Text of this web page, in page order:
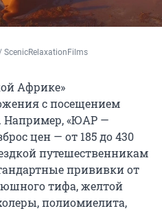
Африке»
с посещением
Например, «ЮАР —
цен — от 185 до 430
путешественникам
прививки от
тифа, желтой
полиомиелита,